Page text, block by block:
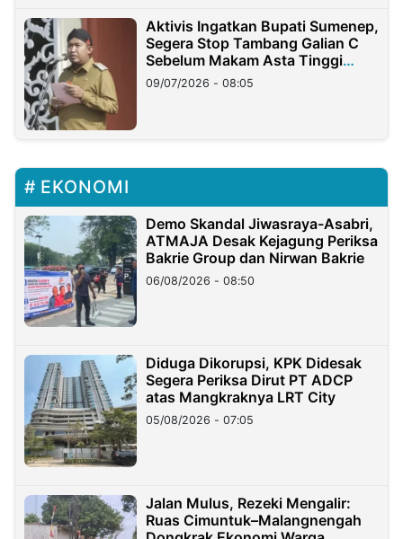
Aktivis Ingatkan Bupati Sumenep,
Segera Stop Tambang Galian C
Sebelum Makam Asta Tinggi
Longsor
09/07/2026 - 08:05
EKONOMI
Demo Skandal Jiwasraya-Asabri,
ATMAJA Desak Kejagung Periksa
Bakrie Group dan Nirwan Bakrie
06/08/2026 - 08:50
Diduga Dikorupsi, KPK Didesak
Segera Periksa Dirut PT ADCP
atas Mangkraknya LRT City
05/08/2026 - 07:05
Jalan Mulus, Rezeki Mengalir:
Ruas Cimuntuk–Malangnengah